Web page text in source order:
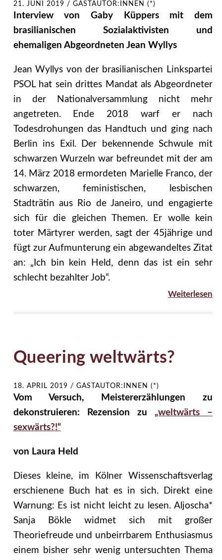
21. JUNI 2019 / GASTAUTOR:INNEN (*)
Interview von Gaby Küppers mit dem
brasilianischen Sozialaktivisten und
ehemaligen Abgeordneten Jean Wyllys
Jean Wyllys von der brasilianischen Linkspartei
PSOL hat sein drittes Mandat als Abgeordneter
in der Nationalversammlung nicht mehr
angetreten. Ende 2018 warf er nach
Todesdrohungen das Handtuch und ging nach
Berlin ins Exil. Der bekennende Schwule mit
schwarzen Wurzeln war befreundet mit der am
14. März 2018 ermordeten Marielle Franco, der
schwarzen, feministischen, lesbischen
Stadträtin aus Rio de Janeiro, und engagierte
sich für die gleichen Themen. Er wolle kein
toter Märtyrer werden, sagt der 45jährige und
fügt zur Aufmunterung ein abgewandeltes Zitat
an: „Ich bin kein Held, denn das ist ein sehr
schlecht bezahlter Job“.
Weiterlesen
Queering weltwärts?
18. APRIL 2019 / GASTAUTOR:INNEN (*)
Vom Versuch, Meistererzählungen zu
dekonstruieren: Rezension zu „weltwärts –
sexwärts?!“
von Laura Held
Dieses kleine, im Kölner Wissenschaftsverlag
erschienene Buch hat es in sich. Direkt eine
Warnung: Es ist nicht leicht zu lesen. Aljoscha*
Sanja Bökle widmet sich mit großer
Theoriefreude und unbeirrbarem Enthusiasmus
einem bisher sehr wenig untersuchten Thema